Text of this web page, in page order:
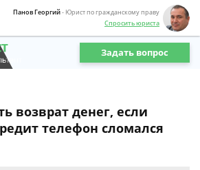
Панов Георгий- Юрист по гражданскому праву
Спросить юриста
Задать вопрос
возврат денег, если
телефон сломался